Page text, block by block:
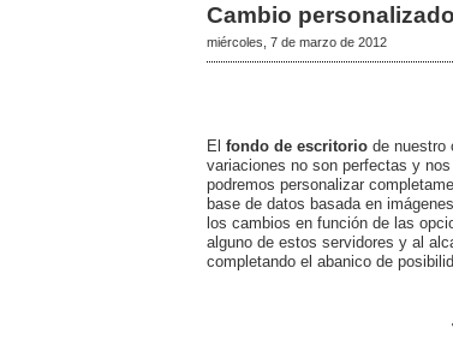
Cambio
miércoles, 7 de marzo de 2012
El fondo de escritorio de nuestro
variaciones no son perfectas y
podremos personalizar
base de datos basada en
los cambios en función de las
alguno de estos servidores y al
completando el abanico de